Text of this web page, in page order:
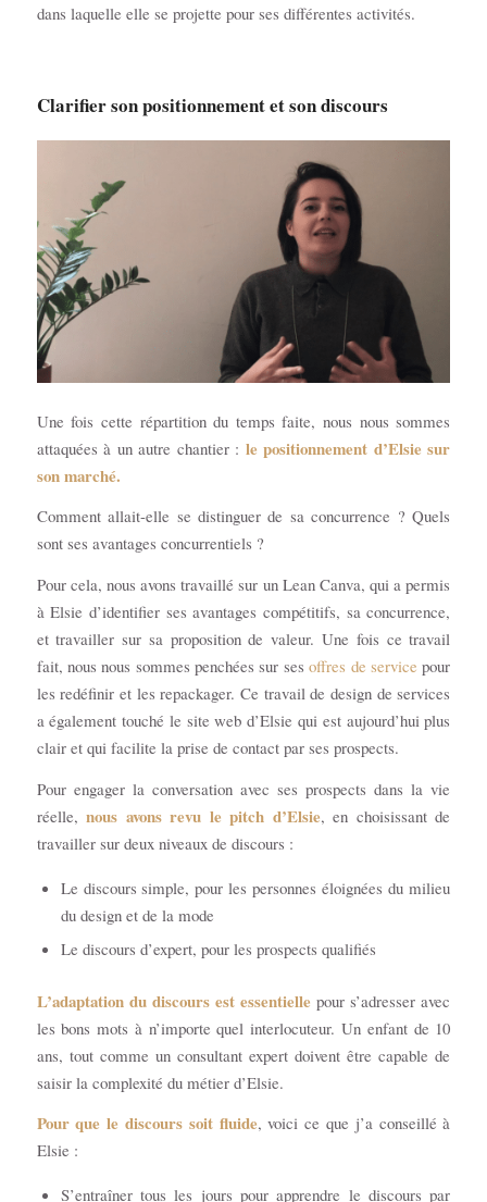
dans laquelle elle se projette pour ses différentes activités.
Clarifier son positionnement et son discours
Une fois cette répartition du temps faite, nous nous sommes
attaquées à un autre chantier : le positionnement d’Elsie sur
son marché.
Comment allait-elle se distinguer de sa concurrence ? Quels
sont ses avantages concurrentiels ?
Pour cela, nous avons travaillé sur un Lean Canva, qui a permis
à Elsie d’identifier ses avantages compétitifs, sa concurrence,
et travailler sur sa proposition de valeur. Une fois ce travail
fait, nous nous sommes penchées sur sesoffres de service pour
les redéfinir et les repackager. Ce travail de design de services
a également touché le site web d’Elsie qui est aujourd’hui plus
clair et qui facilite la prise de contact par ses prospects.
Pour engager la conversation avec ses prospects dans la vie
réelle, nous avons revu le pitch d’Elsie, en choisissant de
travailler sur deux niveaux de discours :
Le discours simple, pour les personnes éloignées du milieu
du design et de la mode
Le discours d’expert, pour les prospects qualifiés
L’adaptation du discours est essentielle pour s’adresser avec
les bons mots à n’importe quel interlocuteur. Un enfant de 10
ans, tout comme un consultant expert doivent être capable de
saisir la complexité du métier d’Elsie.
Pour que le discours soit fluide, voici ce que j’a conseillé à
Elsie :
S’entraîner tous les jours pour apprendre le discours par